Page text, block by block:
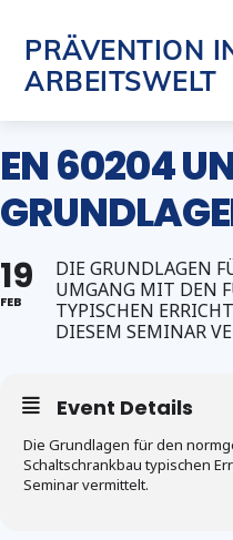
content
PRÄVENTION
ARBEITSWELT
EN 60204
19
FEB
DIE GRUNDLAGEN
UMGANG MIT DEN
TYPISCHEN
DIESEM SEMINAR
Event Details
Die Grundlagen für den
Schaltschrankbau typischen
Seminar vermittelt.